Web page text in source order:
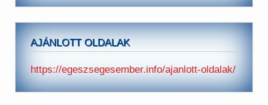
AJÁNLOTT OLDALAK
https://egeszsegesember.info/ajanlott-oldalak/